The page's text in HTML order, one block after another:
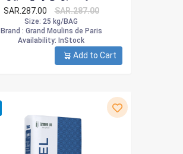
SAR.287.00 SAR.287.00
Size: 25 kg/BAG
Brand : Grand Moulins de Paris
Availability: InStock
Add to Cart